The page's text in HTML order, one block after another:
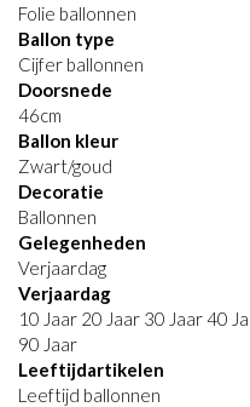
Folie ballonnen
Ballon type
Cijfer ballonnen
Doorsnede
46cm
Ballon kleur
Zwart/goud
Decoratie
Ballonnen
Gelegenheden
Verjaardag
Verjaardag
10 Jaar 20 Jaar 30 Jaar 40
90 Jaar
Leeftijdartikelen
Leeftijd ballonnen